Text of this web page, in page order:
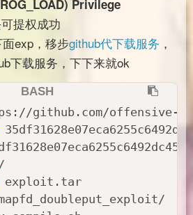
Privilege
提权成功
exp，移步github代下载服务 ，
下载服务，下下来就ok